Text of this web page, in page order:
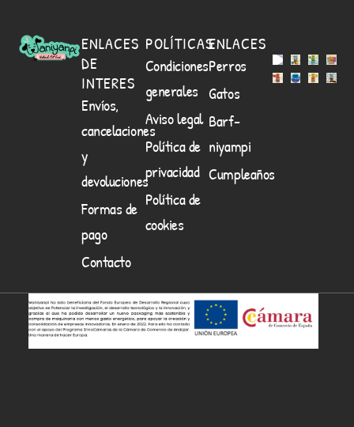
ENLACES
DE
INTERES
Envíos,
cancelaciones
y
devoluciones
Formas de
pago
Contacto
POLÍTICAS
Condiciones
generales
Aviso legal
Política de
privacidad
Política de
cookies
ENLACES
Perros
Gatos
Barf-
niyampi
Cumpleaños